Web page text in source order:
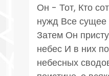
Он - Тот, Кто
нужд Все сущее
Затем Он
небес И в них
небесных